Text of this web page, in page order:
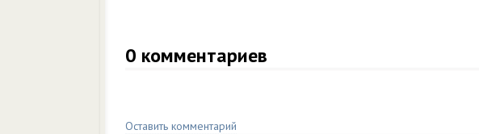
0 комментариев
Оставить комментарий